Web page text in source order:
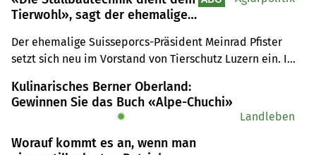
Tierwohl», sagt der ehemalige
Pfister
Der ehemalige Suisseporcs-Präsident Meinrad Pfister
setzt sich neu im Vorstand von Tierschutz Luzern ein. Im
Kulinarisches Berner Oberland:
Gewinnen Sie das Buch «Alpe-Chuchi»
✹ Landleben
Worauf kommt es an, wenn man